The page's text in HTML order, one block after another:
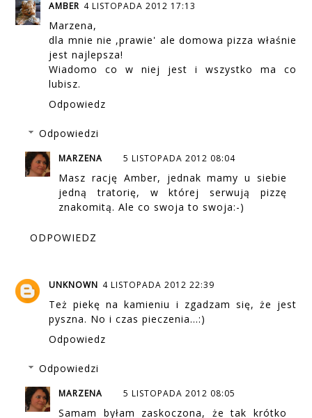
AMBER 4 LISTOPADA 2012 17:13
Marzena,
dla mnie nie ,prawie' ale domowa pizza właśnie
jest najlepsza!
Wiadomo co w niej jest i wszystko ma co
lubisz.
Odpowiedz
Odpowiedzi
MARZENA 5 LISTOPADA 2012 08:04
Masz rację Amber, jednak mamy u siebie
jedną tratorię, w której serwują pizzę
znakomitą. Ale co swoja to swoja:-)
ODPOWIEDZ
UNKNOWN 4 LISTOPADA 2012 22:39
Też piekę na kamieniu i zgadzam się, że jest
pyszna. No i czas pieczenia...:)
Odpowiedz
Odpowiedzi
MARZENA 5 LISTOPADA 2012 08:05
Samam byłam zaskoczona, że tak krótko